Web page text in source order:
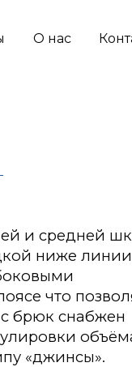
О нас
и средней
ниже линии
что
брюк снабжен
«джинсы».